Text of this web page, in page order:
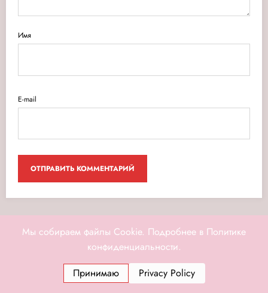
Имя
E-mail
Мы собираем файлы Cookie. Подробнее в Политике
конфиденциальности.
Принимаю
Privacy Policy